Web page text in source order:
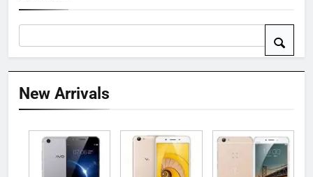
New Arrivals